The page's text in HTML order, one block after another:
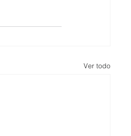
Ver todo